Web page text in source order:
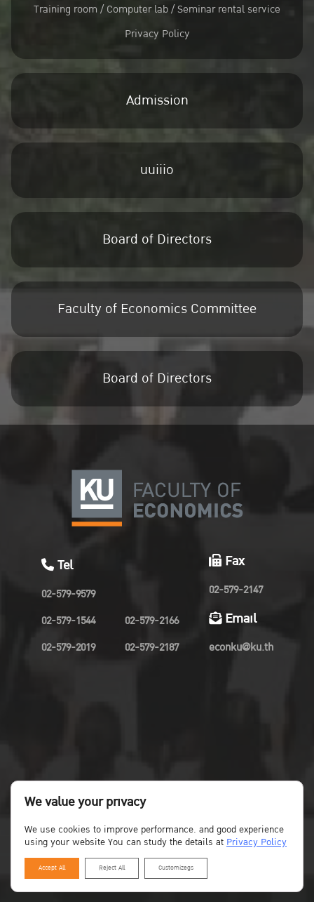
Training room / Computer lab / Seminar rental service
Privacy Policy
Admission
uuiiio
Board of Directors
Faculty of Economics Committee
Board of Directors
Tel
02-579-9579
02-579-1544
02-579-2019
02-579-2166
02-579-2187
Fax
02-579-2147
Email
econku@ku.th
Copyright©Faculty of Economics KU
We value your privacy
We use cookies to improve performance. and good experience
using your website You can study the details atPrivacy Policy
Accept All Reject All Customizegs